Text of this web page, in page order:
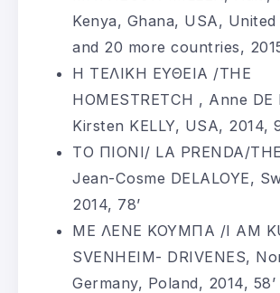
Kenya, Ghana, USA, United
and 20 more countries,
Η ΤΕΛΙΚΗ ΕΥΘΕΙΑ /THE
HOMESTRETCH , Anne DE
Kirsten KELLY, USA, 2014,
ΤΟ ΠΙΟΝΙ/ LA PRENDA/
Jean-Cosme DELALOYE,
2014, 78’
ΜΕ ΛΕΝΕ ΚΟΥΜΠΑ /I AM
SVENHEIM- DRIVENES,
Germany, Poland, 2014, 58’